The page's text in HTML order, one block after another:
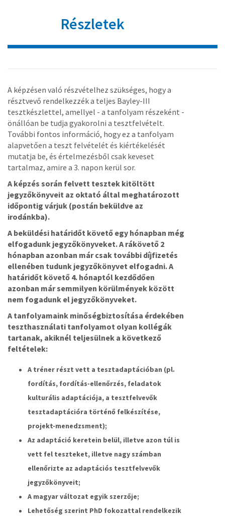
Részletek
A képzésen való részvételhez szükséges, hogy a
résztvevő rendelkezzék a teljes Bayley-III
tesztkészlettel, amellyel - a tanfolyam részeként -
önállóan be tudja gyakorolni a tesztfelvételt.
További fontos információ, hogy ez a tanfolyam
alapvetően a teszt felvételét és kiértékelését
mutatja be, és értelmezésből csak keveset
tartalmaz, amire a 3. napon kerül sor.
A képzés során felvett tesztek kitöltött
jegyzőkönyveit az oktató által meghatározott
időpontig várjuk (postán beküldve az
irodánkba).
A beküldési határidőt követő egy hónapban még
elfogadunk jegyzőkönyveket. A rákövető 2
hónapban azonban már csak további díjfizetés
ellenében tudunk jegyzőkönyvet elfogadni. A
határidőt követő 4. hónaptól kezdődően
azonban már semmilyen körülmények között
nem fogadunk el jegyzőkönyveket.
A tanfolyamaink minőségbiztosítása érdekében
teszthasználati tanfolyamot olyan kollégák
tartanak, akiknél teljesülnek a következő
feltételek:
A tréner részt vett a tesztadaptációban (pl.
fordítás, fordítás-ellenőrzés, feladatok
kulturális adaptációja, a tesztfelvevők
tesztadaptációra történő felkészítése,
projekt-menedzsment);
Az adaptáció keretein belül, illetve azon túl is
vett fel teszteket, illetve nagy számban
ellenőrizte az adaptációs tesztfelvevők
jegyzőkönyveit;
A magyar változat egyik szerzője;
Lehetőség szerint PhD fokozattal rendelkezik